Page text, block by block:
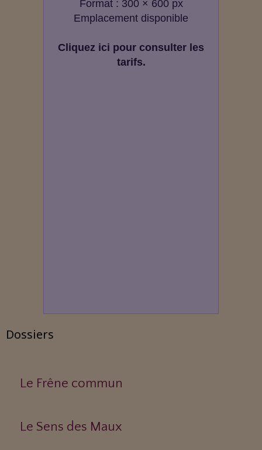
Format : 300 × 600 px
Emplacement disponible
Cliquez ici pour consulter les
tarifs.
Dossiers
Le Frêne commun
Le Sens des Maux